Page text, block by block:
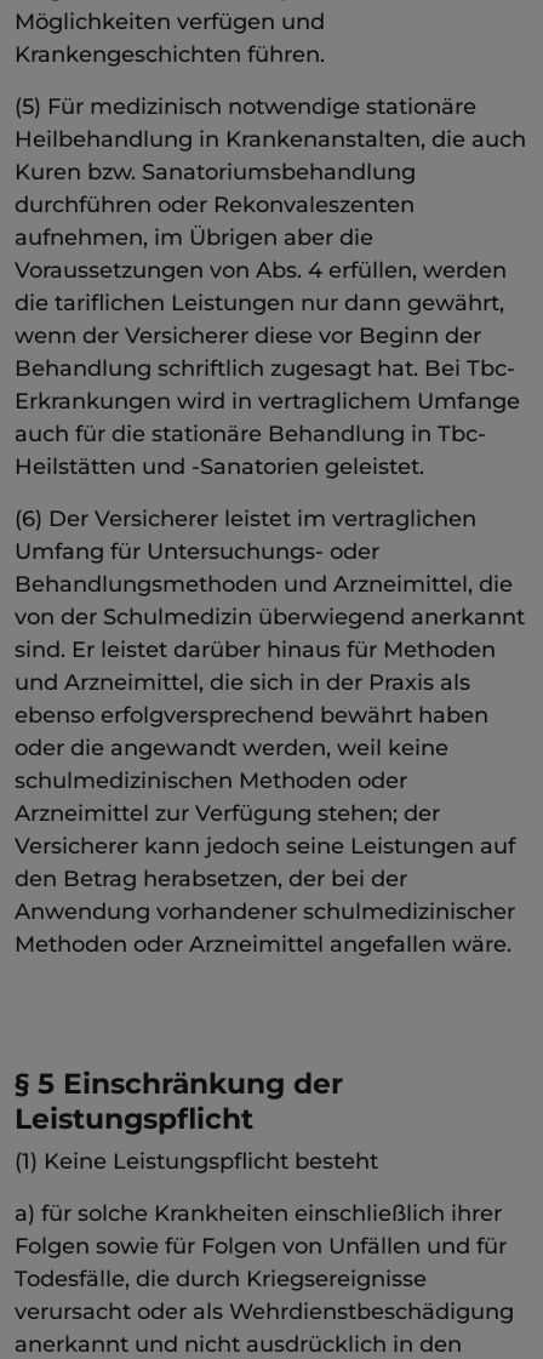
Möglichkeiten verfügen und
Krankengeschichten führen.
(5) Für medizinisch notwendige stationäre
Heilbehandlung in Krankenanstalten, die auch
Kuren bzw. Sanatoriumsbehandlung
durchführen oder Rekonvaleszenten
aufnehmen, im Übrigen aber die
Voraussetzungen von Abs. 4 erfüllen, werden
die tariflichen Leistungen nur dann gewährt,
wenn der Versicherer diese vor Beginn der
Behandlung schriftlich zugesagt hat. Bei Tbc-
Erkrankungen wird in vertraglichem Umfange
auch für die stationäre Behandlung in Tbc-
Heilstätten und -Sanatorien geleistet.
(6) Der Versicherer leistet im vertraglichen
Umfang für Untersuchungs- oder
Behandlungsmethoden und Arzneimittel, die
von der Schulmedizin überwiegend anerkannt
sind. Er leistet darüber hinaus für Methoden
und Arzneimittel, die sich in der Praxis als
ebenso erfolgversprechend bewährt haben
oder die angewandt werden, weil keine
schulmedizinischen Methoden oder
Arzneimittel zur Verfügung stehen; der
Versicherer kann jedoch seine Leistungen auf
den Betrag herabsetzen, der bei der
Anwendung vorhandener schulmedizinischer
Methoden oder Arzneimittel angefallen wäre.
§ 5 Einschränkung der
Leistungspflicht
(1) Keine Leistungspflicht besteht
a) für solche Krankheiten einschließlich ihrer
Folgen sowie für Folgen von Unfällen und für
Todesfälle, die durch Kriegsereignisse
verursacht oder als Wehrdienstbeschädigung
anerkannt und nicht ausdrücklich in den